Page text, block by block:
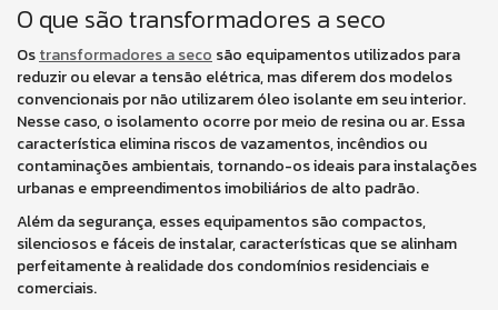
O que são transformadores a seco
Ostransformadores a seco são equipamentos utilizados para
reduzir ou elevar a tensão elétrica, mas diferem dos modelos
convencionais por não utilizarem óleo isolante em seu interior.
Nesse caso, o isolamento ocorre por meio de resina ou ar. Essa
característica elimina riscos de vazamentos, incêndios ou
contaminações ambientais, tornando-os ideais para instalações
urbanas e empreendimentos imobiliários de alto padrão.
Além da segurança, esses equipamentos são compactos,
silenciosos e fáceis de instalar, características que se alinham
perfeitamente à realidade dos condomínios residenciais e
comerciais.